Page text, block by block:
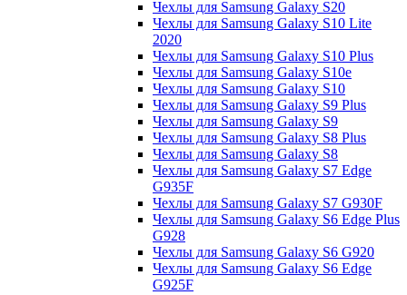
Чехлы для Samsung Galaxy S20
Чехлы для Samsung Galaxy S10 Lite
2020
Чехлы для Samsung Galaxy S10 Plus
Чехлы для Samsung Galaxy S10e
Чехлы для Samsung Galaxy S10
Чехлы для Samsung Galaxy S9 Plus
Чехлы для Samsung Galaxy S9
Чехлы для Samsung Galaxy S8 Plus
Чехлы для Samsung Galaxy S8
Чехлы для Samsung Galaxy S7 Edge
G935F
Чехлы для Samsung Galaxy S7 G930F
Чехлы для Samsung Galaxy S6 Edge Plus
G928
Чехлы для Samsung Galaxy S6 G920
Чехлы для Samsung Galaxy S6 Edge
G925F